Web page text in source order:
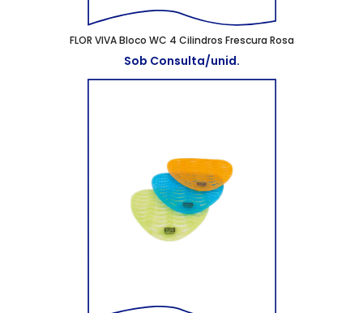
FLOR VIVA Bloco WC 4 Cilindros Frescura Rosa
Sob Consulta/unid.